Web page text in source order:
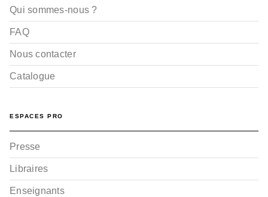
- Tome 02
Qui sommes-nous ?
FAQ
Nous contacter
Catalogue
ESPACES PRO
Presse
Libraires
Enseignants